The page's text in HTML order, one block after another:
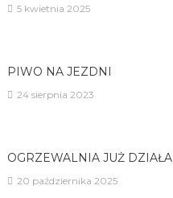
5 kwietnia 2025
PIWO NA JEZDNI
24 sierpnia 2023
OGRZEWALNIA JUŻ DZIAŁA
20 października 2025